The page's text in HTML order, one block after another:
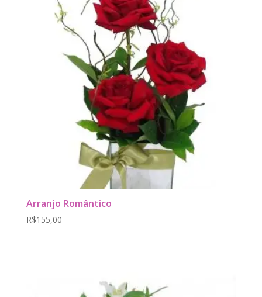
Arranjo Romântico
R$155,00